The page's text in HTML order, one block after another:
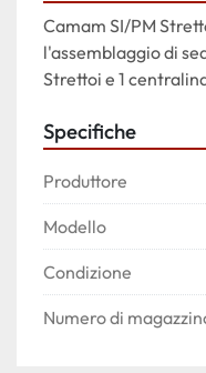
Camam SI/PM
l'assemblaggio di
Strettoi e 1
Specifiche
Produttore
Modello
Condizione
Numero di